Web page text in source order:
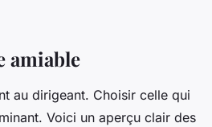
amiable
au dirigeant. Choisir celle qui
Voici un aperçu clair des